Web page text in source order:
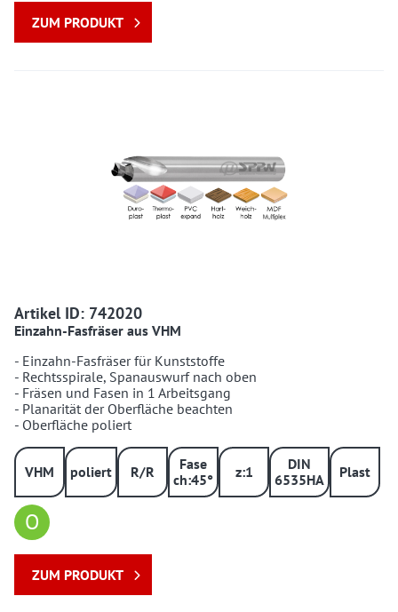
ZUM PRODUKT
Artikel ID: 742020742020 742020
Einzahn-Fasfräser aus VHM
- Einzahn-Fasfräser für Kunststoffe
- Rechtsspirale, Spanauswurf nach oben
- Fräsen und Fasen in 1 Arbeitsgang
- Planarität der Oberfläche beachten
- Oberfläche poliert
VHM poliert R/R
Fase
ch:45°
z:1
DIN
6535HA
Plast
O
ZUM PRODUKT